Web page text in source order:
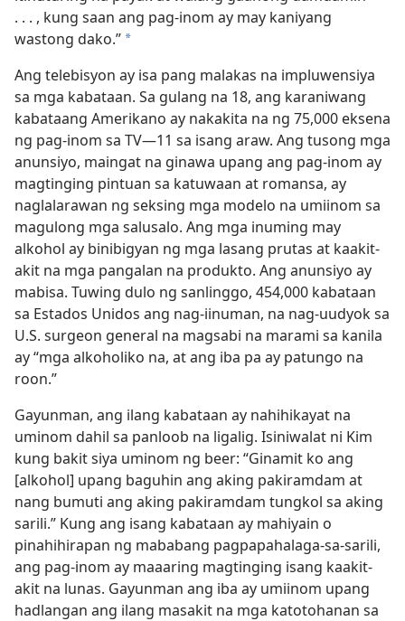
. . . , kung saan ang pag-inom ay may kaniyang
wastong dako.” a
Ang telebisyon ay isa pang malakas na impluwensiya
sa mga kabataan. Sa gulang na 18, ang karaniwang
kabataang Amerikano ay nakakita na ng 75,000 eksena
ng pag-inom sa TV​—11 sa isang araw. Ang tusong mga
anunsiyo, maingat na ginawa upang ang pag-inom ay
magtinging pintuan sa katuwaan at romansa, ay
naglalarawan ng seksing mga modelo na umiinom sa
magulong mga salusalo. Ang mga inuming may
alkohol ay binibigyan ng mga lasang prutas at kaakit-
akit na mga pangalan na produkto. Ang anunsiyo ay
mabisa. Tuwing dulo ng sanlinggo, 454,000 kabataan
sa Estados Unidos ang nag-iinuman, na nag-uudyok sa
U.S. surgeon general na magsabi na marami sa kanila
ay “mga alkoholiko na, at ang iba pa ay patungo na
roon.”
Gayunman, ang ilang kabataan ay nahihikayat na
uminom dahil sa panloob na ligalig. Isiniwalat ni Kim
kung bakit siya uminom ng beer: “Ginamit ko ang
[alkohol] upang baguhin ang aking pakiramdam at
nang bumuti ang aking pakiramdam tungkol sa aking
sarili.” Kung ang isang kabataan ay mahiyain o
pinahihirapan ng mababang pagpapahalaga-sa-sarili,
ang pag-inom ay maaaring magtinging isang kaakit-
akit na lunas. Gayunman ang iba ay umiinom upang
hadlangan ang ilang masakit na mga katotohanan sa